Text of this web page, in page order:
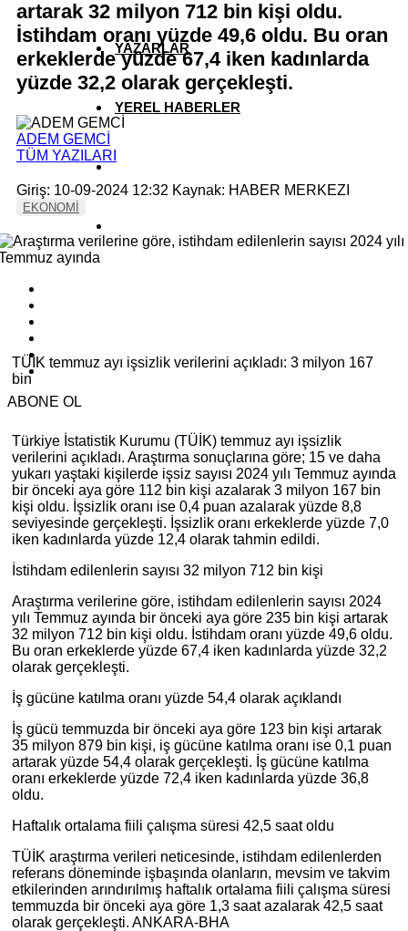
YAZARLAR
YEREL HABERLER
artarak 32 milyon 712 bin kişi oldu.
İstihdam oranı yüzde 49,6 oldu. Bu oran
erkeklerde yüzde 67,4 iken kadınlarda
yüzde 32,2 olarak gerçekleşti.
ADEM GEMCİ
TÜM YAZILARI
Giriş: 10-09-2024 12:32 Kaynak: HABER MERKEZI
EKONOMİ
ABONE OL
TÜİK temmuz ayı işsizlik verilerini açıkladı: 3 milyon 167
bin
Türkiye İstatistik Kurumu (TÜİK) temmuz ayı işsizlik
verilerini açıkladı. Araştırma sonuçlarına göre; 15 ve daha
yukarı yaştaki kişilerde işsiz sayısı 2024 yılı Temmuz ayında
bir önceki aya göre 112 bin kişi azalarak 3 milyon 167 bin
kişi oldu. İşsizlik oranı ise 0,4 puan azalarak yüzde 8,8
seviyesinde gerçekleşti. İşsizlik oranı erkeklerde yüzde 7,0
iken kadınlarda yüzde 12,4 olarak tahmin edildi.
İstihdam edilenlerin sayısı 32 milyon 712 bin kişi
Araştırma verilerine göre, istihdam edilenlerin sayısı 2024
yılı Temmuz ayında bir önceki aya göre 235 bin kişi artarak
32 milyon 712 bin kişi oldu. İstihdam oranı yüzde 49,6 oldu.
Bu oran erkeklerde yüzde 67,4 iken kadınlarda yüzde 32,2
olarak gerçekleşti.
İş gücüne katılma oranı yüzde 54,4 olarak açıklandı
İş gücü temmuzda bir önceki aya göre 123 bin kişi artarak
35 milyon 879 bin kişi, iş gücüne katılma oranı ise 0,1 puan
artarak yüzde 54,4 olarak gerçekleşti. İş gücüne katılma
oranı erkeklerde yüzde 72,4 iken kadınlarda yüzde 36,8
oldu.
Haftalık ortalama fiili çalışma süresi 42,5 saat oldu
TÜİK araştırma verileri neticesinde, istihdam edilenlerden
referans döneminde işbaşında olanların, mevsim ve takvim
etkilerinden arındırılmış haftalık ortalama fiili çalışma süresi
temmuzda bir önceki aya göre 1,3 saat azalarak 42,5 saat
olarak gerçekleşti. ANKARA-BHA